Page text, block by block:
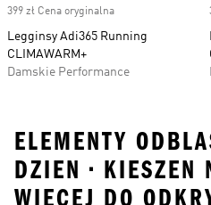
399 zł Cena oryginalna
Legginsy Adi365 Running
CLIMAWARM+
Damskie Performance
ELEMENTY
DZIEN • KIESZEN
WIĘCEJ DO